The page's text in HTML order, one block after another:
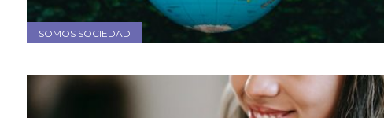
SOMOS SOCIEDAD